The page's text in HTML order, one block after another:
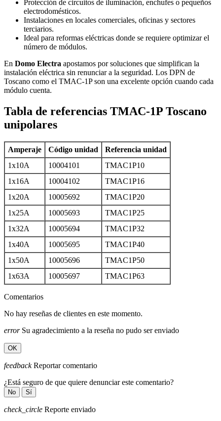
Protección de circuitos de iluminación, enchufes o pequeños
electrodomésticos.
Instalaciones en locales comerciales, oficinas y sectores
terciarios.
Ideal para reformas eléctricas donde se requiere optimizar el
número de módulos.
En Domo Electra apostamos por soluciones que simplifican la
instalación eléctrica sin renunciar a la seguridad. Los DPN de
Toscano como el TMAC-1P son una excelente opción cuando cada
módulo cuenta.
Tabla de referencias TMAC-1P Toscano
unipolares
Amperaje Código unidad
Referencia unidad
1x10A
10004101
TMAC1P10
1x16A
10004102
TMAC1P16
1x20A
10005692
TMAC1P20
1x25A
10005693
TMAC1P25
1x32A
10005694
TMAC1P32
1x40A
10005695
TMAC1P40
1x50A
10005696
TMAC1P50
1x63A
10005697 TMAC1P63
Comentarios
No hay reseñas de clientes en este momento.
errorSu agradecimiento a la reseña no pudo ser enviado
OK
feedbackReportar comentario
¿Está seguro de que quiere denunciar este comentario?
No Sí
check_circle Reporte enviado